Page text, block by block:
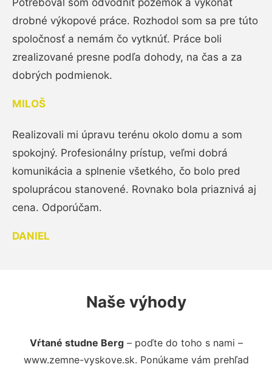
Potreboval som odvodniť pozemok a vykonať
drobné výkopové práce. Rozhodol som sa pre túto
spoločnosť a nemám čo vytknúť. Práce boli
zrealizované presne podľa dohody, na čas a za
dobrých podmienok.
MILOŠ
Realizovali mi úpravu terénu okolo domu a som
spokojný. Profesionálny prístup, veľmi dobrá
komunikácia a splnenie všetkého, čo bolo pred
spoluprácou stanovené. Rovnako bola priaznivá aj
cena. Odporúčam.
DANIEL
Naše výhody
Vŕtané studne Berg– poďte do toho s nami –
www.zemne-vyskove.sk. Ponúkame vám prehľad